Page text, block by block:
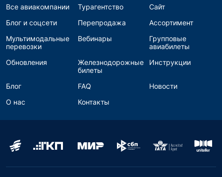
Все авиакомпании
Турагентство
Сайт
Блог и соцсети
Перепродажа
Ассортимент
Мультимодальные
перевозки
Вебинары
Групповые
авиабилеты
Обновления
Железнодорожные
билеты
Инструкции
Блог FAQ
Новости
О нас
Контакты